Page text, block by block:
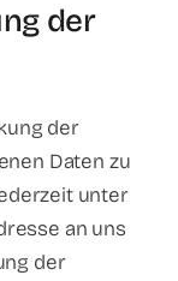
der
der
Daten zu
unter
an uns
der